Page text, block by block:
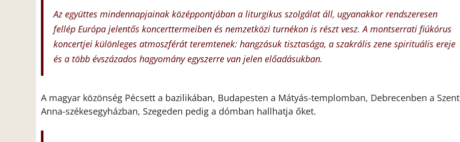
Az együttes mindennapjainak középpontjában a liturgikus szolgálat áll, ugyanakkor rendszeresen
fellép Európa jelentős koncerttermeiben és nemzetközi turnékon is részt vesz. A montserrati fiúkórus
koncertjei különleges atmoszférát teremtenek: hangzásuk tisztasága, a szakrális zene spirituális ereje
és a több évszázados hagyomány egyszerre van jelen előadásukban.
A magyar közönség Pécsett a bazilikában, Budapesten a Mátyás-templomban, Debrecenben a Szent
Anna-székesegyházban, Szegeden pedig a dómban hallhatja őket.